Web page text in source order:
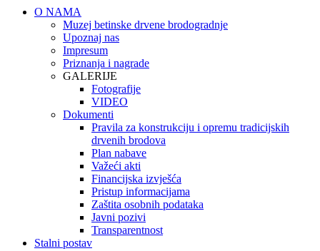
O NAMA
Muzej betinske drvene brodogradnje
Upoznaj nas
Impresum
Priznanja i nagrade
GALERIJE
Fotografije
VIDEO
Dokumenti
Pravila za konstrukciju i opremu tradicijskih
drvenih brodova
Plan nabave
Važeći akti
Financijska izvješća
Pristup informacijama
Zaštita osobnih podataka
Javni pozivi
Transparentnost
Stalni postav